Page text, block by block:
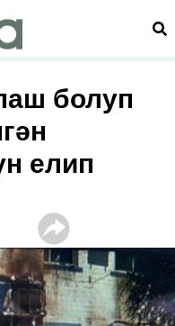
болуп
елип